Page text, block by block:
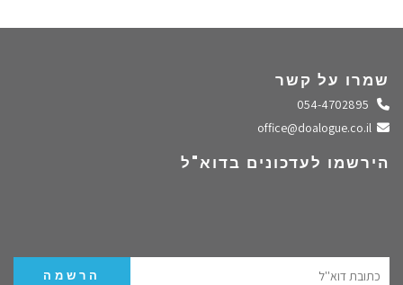
שמרו על קשר
התקשרו אלינו
שלחו מייל
הירשמו לעדכונים בדוא"ל